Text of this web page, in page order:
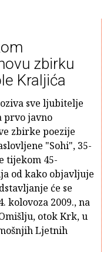
zbirku
Kraljića
sve ljubitelje
prvo javno
zbirke poezije
"Sohi", 35-
tijekom 45-
od kako objavljuje
će se
kolovoza 2009., na
otok Krk, u
Ljetnih